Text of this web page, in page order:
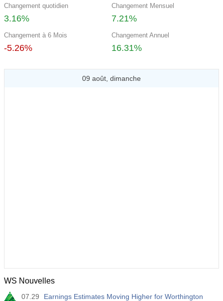
Changement quotidien
3.16%
Changement Mensuel
7.21%
Changement à 6 Mois
-5.26%
Changement Annuel
16.31%
09 août, dimanche
WS Nouvelles
07.29
Earnings Estimates Moving Higher for Worthington